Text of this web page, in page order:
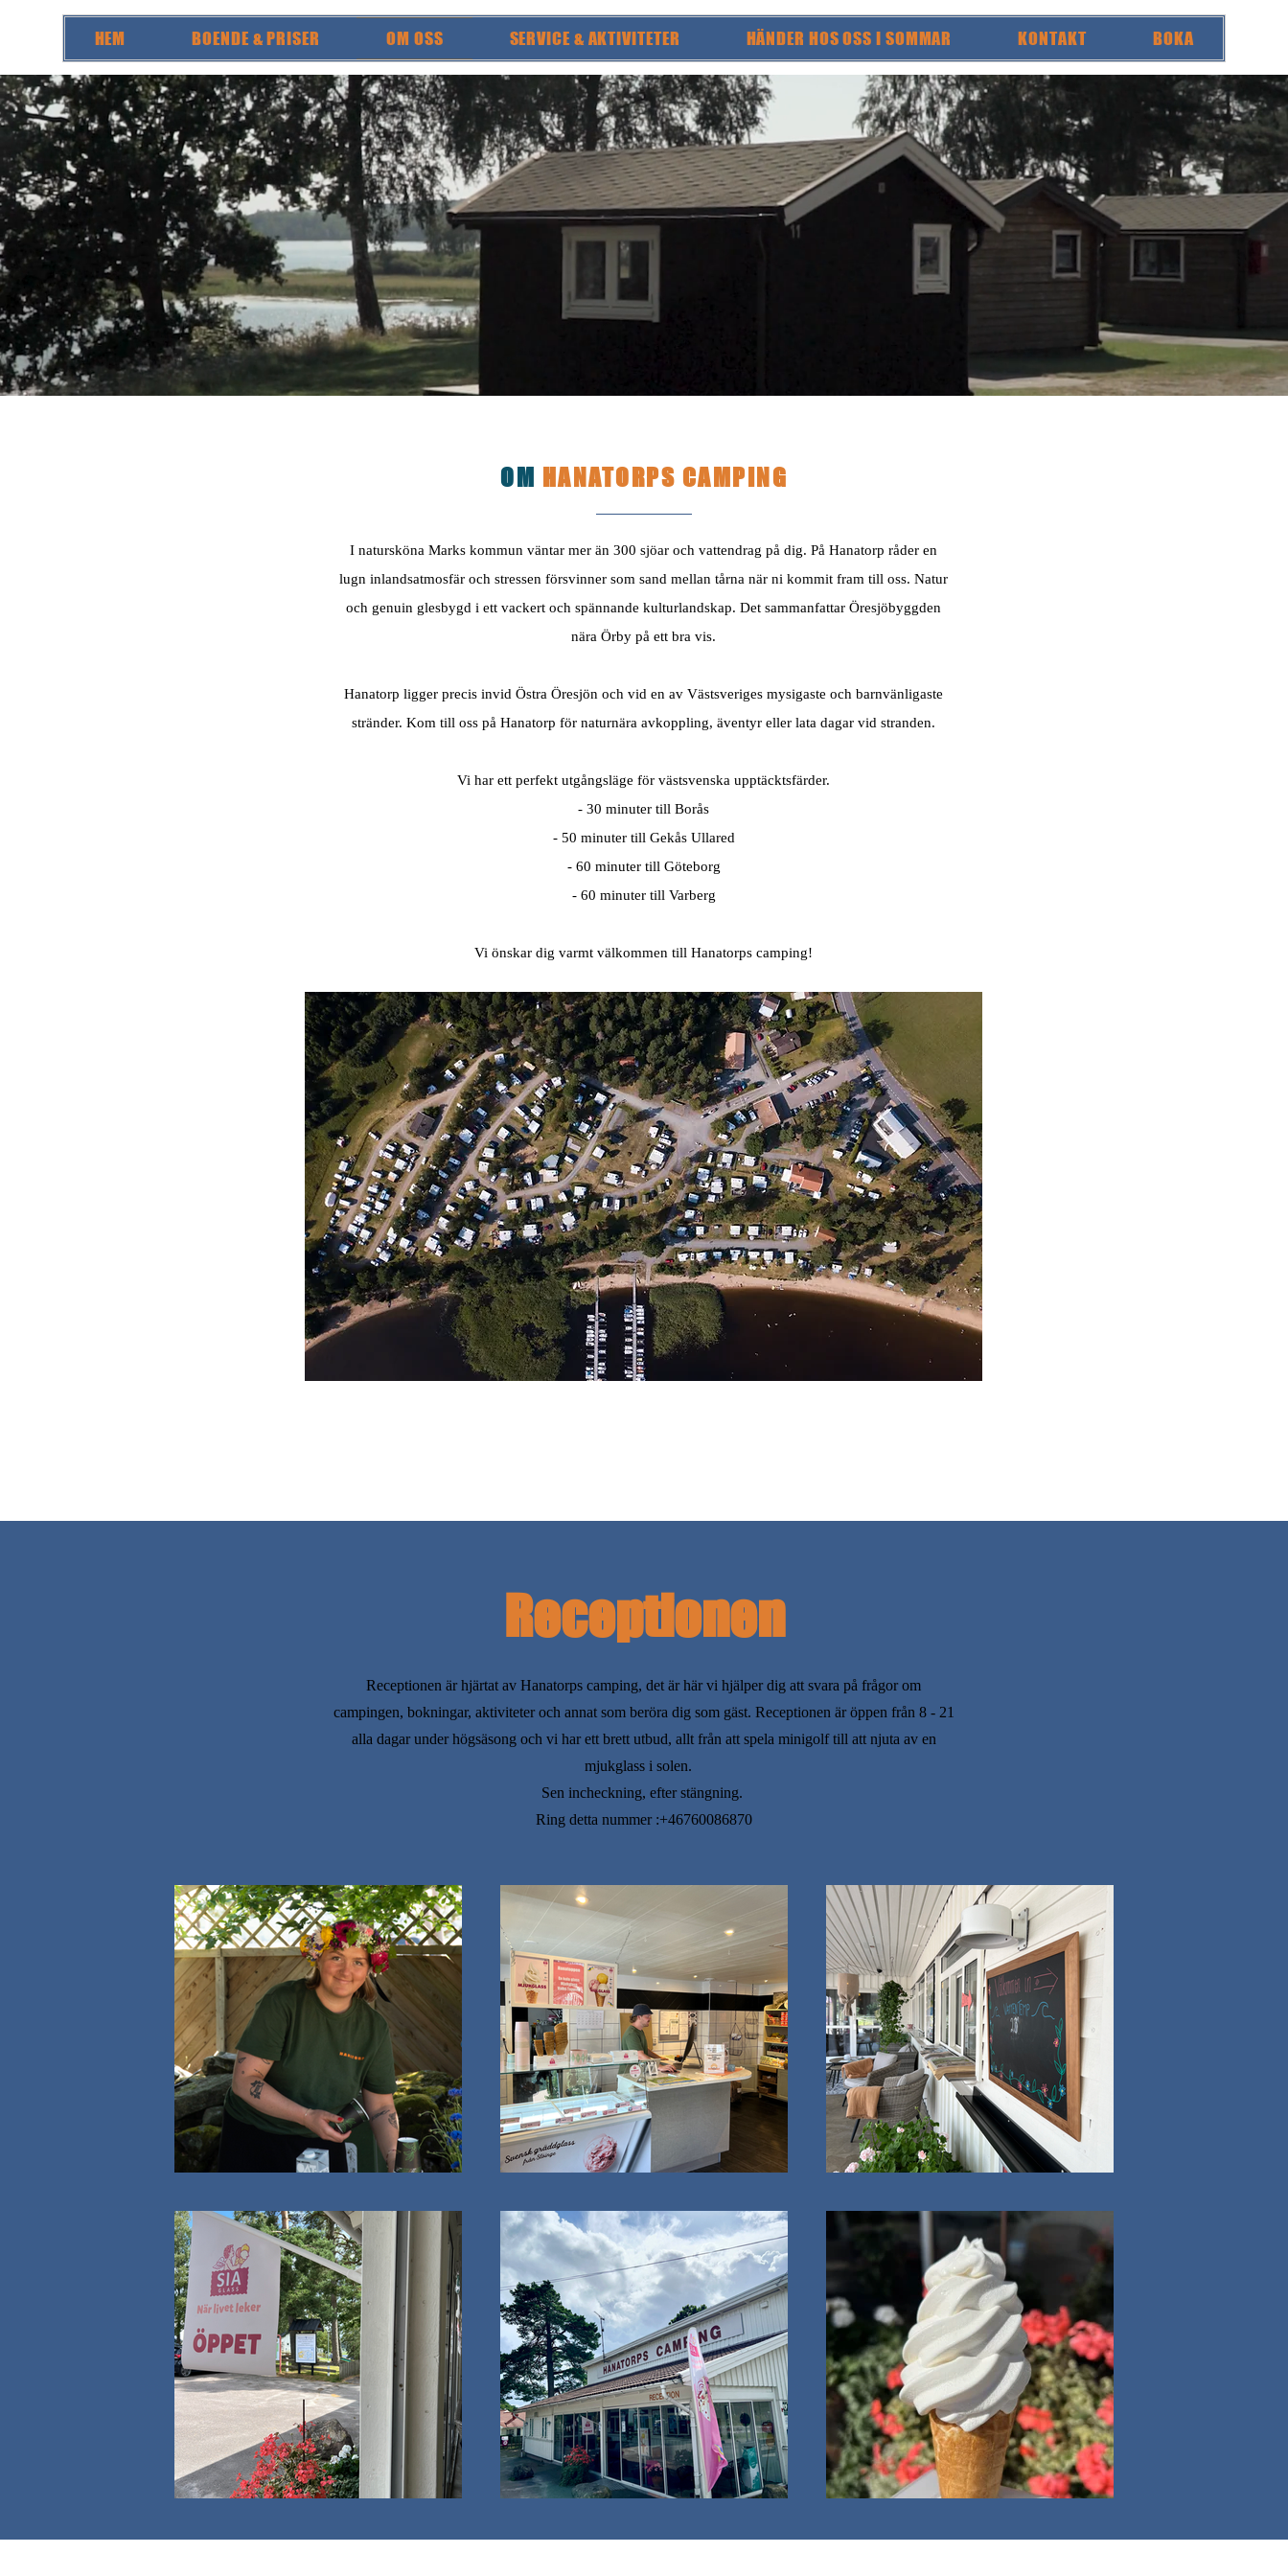
HEM BOENDE & PRISER OM OSS SERVICE & AKTIVITETER HÄNDER HOS OSS I SOMMAR KONTAKT BOKA
OM HANATORPS CAMPING
I natursköna Marks kommun väntar mer än 300 sjöar och vattendrag på dig. På Hanatorp råder en
lugn inlandsatmosfär och stressen försvinner som sand mellan tårna när ni kommit fram till oss. Natur
och genuin glesbygd i ett vackert och spännande kulturlandskap. Det sammanfattar Öresjöbyggden
nära Örby på ett bra vis.
Hanatorp ligger precis invid Östra Öresjön och vid en av Västsveriges mysigaste och barnvänligaste
stränder. Kom till oss på Hanatorp för naturnära avkoppling, äventyr eller lata dagar vid stranden.
Vi har ett perfekt utgångsläge för västsvenska upptäcktsfärder.
- 30 minuter till Borås
- 50 minuter till Gekås Ullared
- 60 minuter till Göteborg
- 60 minuter till Varberg
Vi önskar dig varmt välkommen till Hanatorps camping!
Receptionen
Receptionen är hjärtat av Hanatorps camping, det är här vi hjälper dig att svara på frågor om
campingen, bokningar, aktiviteter och annat som beröra dig som gäst. Receptionen är öppen från 8 - 21
alla dagar under högsäsong och vi har ett brett utbud, allt från att spela minigolf till att njuta av en
mjukglass i solen.
Sen incheckning, efter stängning.
Ring detta nummer :+46760086870